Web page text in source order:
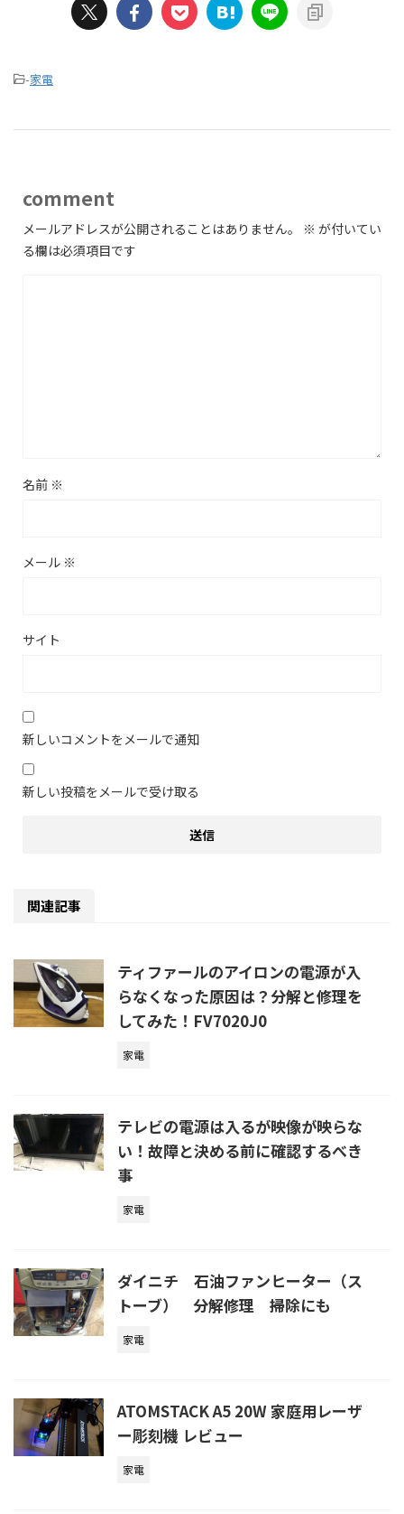
-家電
comment
メールアドレスが公開されることはありません。 ※ が付いてい
る欄は必須項目です
名前 ※
メール ※
サイト
新しいコメントをメールで通知
新しい投稿をメールで受け取る
関連記事
ティファールのアイロンの電源が入
らなくなった原因は？分解と修理を
してみた！FV7020J0
家電
テレビの電源は入るが映像が映らな
い！故障と決める前に確認するべき
事
家電
ダイニチ 石油ファンヒーター（ス
トーブ） 分解修理 掃除にも
家電
ATOMSTACK A5 20W 家庭用レーザ
ー彫刻機 レビュー
家電